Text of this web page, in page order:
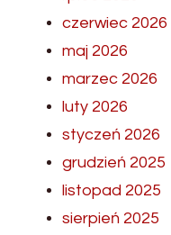
czerwiec 2026
maj 2026
marzec 2026
luty 2026
styczeń 2026
grudzień 2025
listopad 2025
sierpień 2025